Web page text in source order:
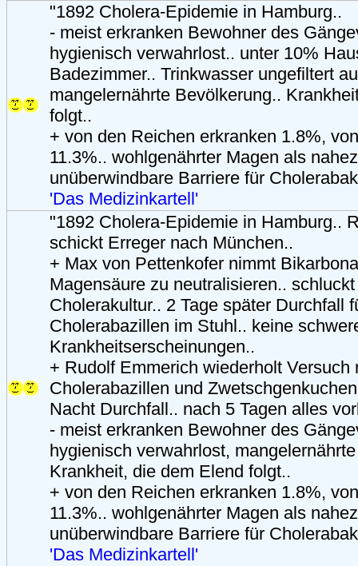
"1892 Cholera-Epidemie in Hamburg..
- meist erkranken Bewohner des
hygienisch verwahrlost.. unter 10%
Badezimmer.. Trinkwasser ungefiltert
mangelernährte Bevölkerung..
folgt..
+ von den Reichen erkranken 1.8%,
11.3%.. wohlgenährter Magen als
unüberwindbare Barriere für
'Das Medizinkartell'
"1892 Cholera-Epidemie in Hamburg..
schickt Erreger nach München..
+ Max von Pettenkofer nimmt
Magensäure zu neutralisieren..
Cholerakultur.. 2 Tage später Durchfall
Cholerabazillen im Stuhl.. keine
Krankheitserscheinungen..
+ Rudolf Emmerich wiederholt Versuch
Cholerabazillen und
Nacht Durchfall.. nach 5 Tagen alles
- meist erkranken Bewohner des
hygienisch verwahrlost,
Krankheit, die dem Elend folgt..
+ von den Reichen erkranken 1.8%,
11.3%.. wohlgenährter Magen als
unüberwindbare Barriere für
'Das Medizinkartell'